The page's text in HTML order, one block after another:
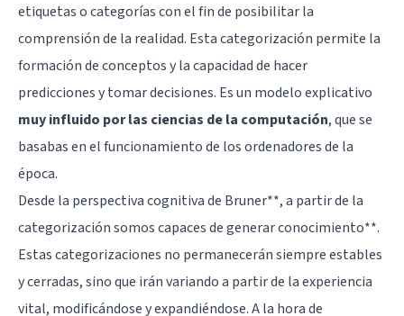
etiquetas o categorías con el fin de posibilitar la
comprensión de la realidad. Esta categorización permite la
formación de conceptos y la capacidad de hacer
predicciones y tomar decisiones. Es un modelo explicativo
muy influido por las ciencias de la computación, que se
basabas en el funcionamiento de los ordenadores de la
época.
Desde la perspectiva cognitiva de Bruner**, a partir de la
categorización somos capaces de generar conocimiento**.
Estas categorizaciones no permanecerán siempre estables
y cerradas, sino que irán variando a partir de la experiencia
vital, modificándose y expandiéndose. A la hora de